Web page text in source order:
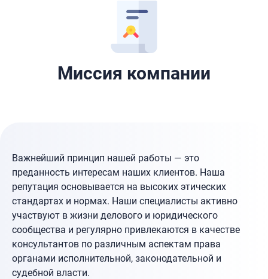
Миссия компании
Важнейший принцип нашей работы — это
преданность интересам наших клиентов. Наша
репутация основывается на высоких этических
стандартах и нормах. Наши специалисты активно
участвуют в жизни делового и юридического
сообщества и регулярно привлекаются в качестве
консультантов по различным аспектам права
органами исполнительной, законодательной и
судебной власти.